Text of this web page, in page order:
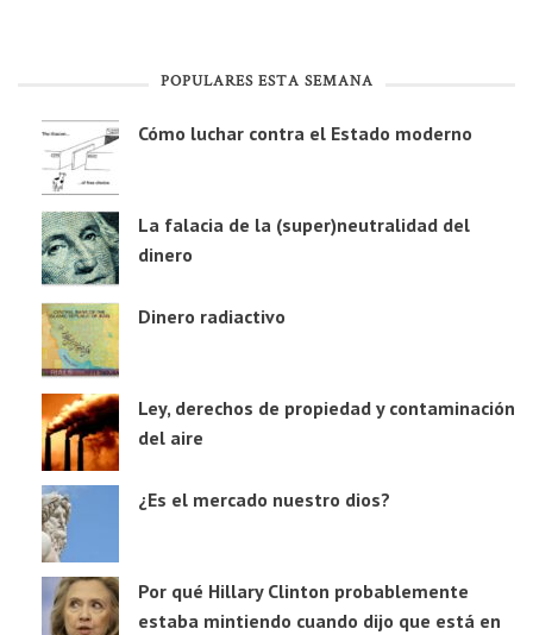
POPULARES ESTA SEMANA
Cómo luchar contra el Estado moderno
La falacia de la (super)neutralidad del
dinero
Dinero radiactivo
Ley, derechos de propiedad y contaminación
del aire
¿Es el mercado nuestro dios?
Por qué Hillary Clinton probablemente
estaba mintiendo cuando dijo que está en